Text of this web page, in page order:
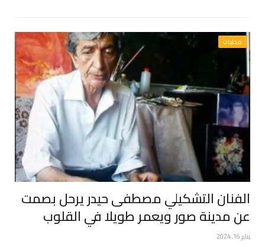
محليات
الفنان التشكيلي مصطفى حيدر يرحل بصمت
عن مدينة صور ويعمر طويلا في القلوب
يناير 16, 2024